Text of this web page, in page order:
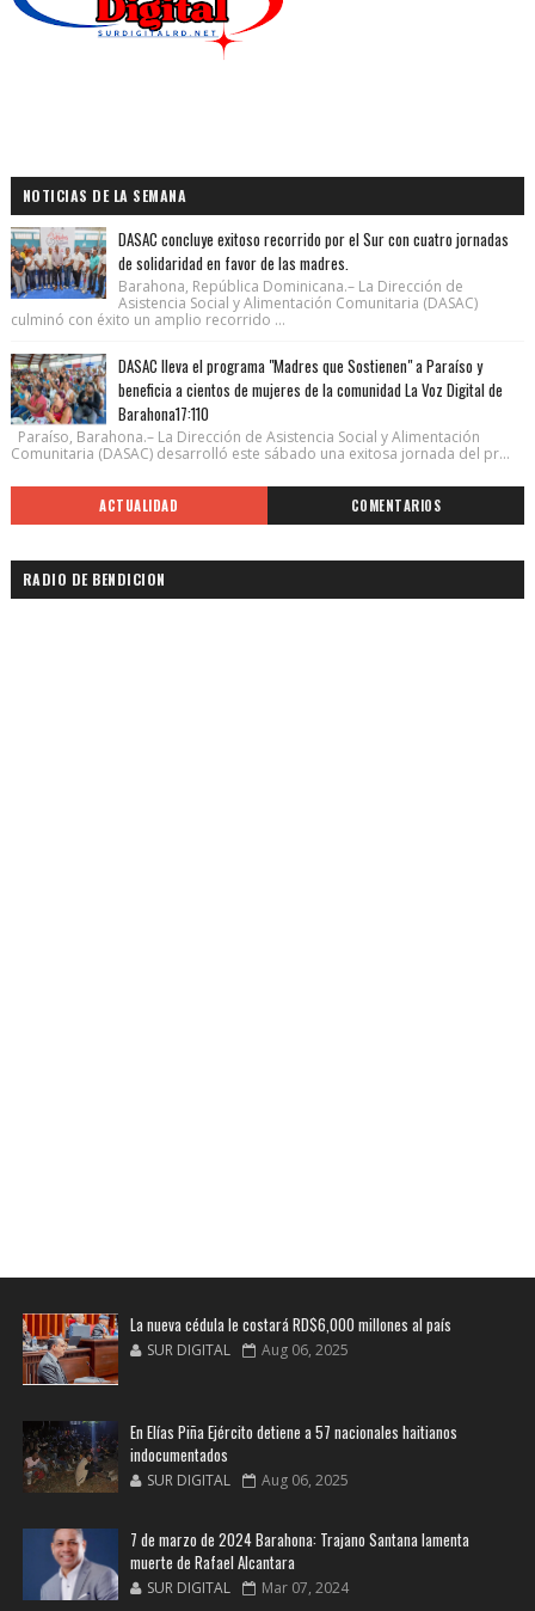
NOTICIAS DE LA SEMANA
DASAC concluye exitoso recorrido por el Sur con cuatro jornadas
de solidaridad en favor de las madres.
Barahona, República Dominicana.– La Dirección de
Asistencia Social y Alimentación Comunitaria (DASAC)
culminó con éxito un amplio recorrido ...
DASAC lleva el programa "Madres que Sostienen" a Paraíso y
beneficia a cientos de mujeres de la comunidad La Voz Digital de
Barahona17:110
Paraíso, Barahona.– La Dirección de Asistencia Social y Alimentación
Comunitaria (DASAC) desarrolló este sábado una exitosa jornada del pr...
ACTUALIDAD COMENTARIOS
RADIO DE BENDICION
La nueva cédula le costará RD$6,000 millones al país
SUR DIGITAL Aug 06, 2025
En Elías Piña Ejército detiene a 57 nacionales haitianos
indocumentados
SUR DIGITAL Aug 06, 2025
7 de marzo de 2024 Barahona: Trajano Santana lamenta
muerte de Rafael Alcantara
SUR DIGITAL Mar 07, 2024